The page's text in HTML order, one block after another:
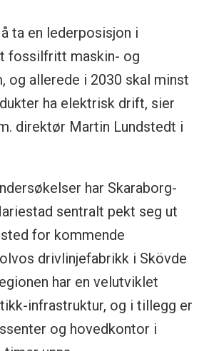
ta en lederposisjon i
fossilfritt maskin- og
og allerede i 2030 skal minst
ha elektrisk drift, sier
direktør Martin Lundstedt i
har Skaraborg-
sentralt pekt seg ut
for kommende
drivlinjefabrikk i Skövde
har en velutviklet
infrastruktur, og i tillegg er
og hovedkontor i